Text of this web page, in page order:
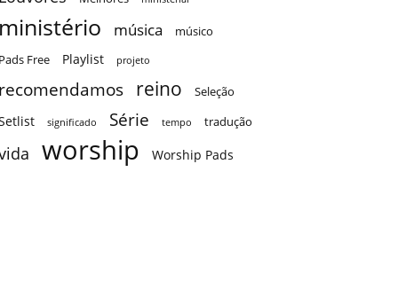
música
músico
Free
Playlist projeto
reino Seleção
significado Série tempo tradução
worship Worship Pads